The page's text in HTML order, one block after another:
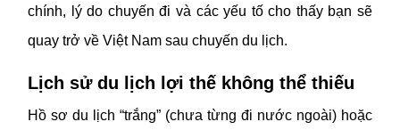
chính, lý do chuyến đi và các yếu tố cho thấy bạn sẽ
quay trở về Việt Nam sau chuyến du lịch.
Lịch sử du lịch lợi thế không thể thiếu
Hồ sơ du lịch “trắng” (chưa từng đi nước ngoài) hoặc